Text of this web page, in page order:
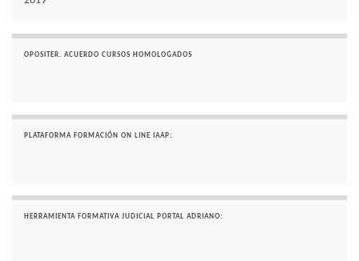
OPOSITER. ACUERDO CURSOS HOMOLOGADOS
PLATAFORMA FORMACIÓN ON LINE IAAP:
HERRAMIENTA FORMATIVA JUDICIAL PORTAL ADRIANO: